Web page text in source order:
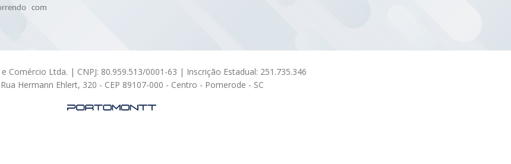
com
Comércio Ltda. | CNPJ: 80.959.513/0001-63 | Inscrição Estadual: 251.735.346
Hermann Ehlert, 320 - CEP 89107-000 - Centro - Pomerode - SC